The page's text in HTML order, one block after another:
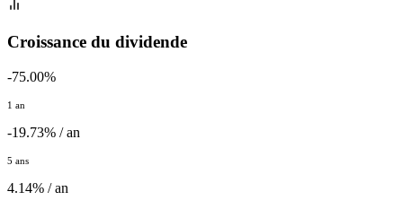
Croissance du dividende
-75.00%
1 an
-19.73% / an
5 ans
4.14% / an